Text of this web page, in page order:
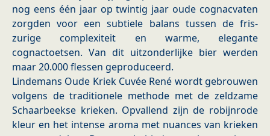
nog eens één jaar op twintig jaar oude cognacvaten
zorgden voor een subtiele balans tussen de fris-
zurige complexiteit en warme, elegante
cognactoetsen. Van dit uitzonderlijke bier werden
maar 20.000 flessen geproduceerd.
Lindemans Oude Kriek Cuvée René wordt gebrouwen
volgens de traditionele methode met de zeldzame
Schaarbeekse krieken. Opvallend zijn de robijnrode
kleur en het intense aroma met nuances van krieken